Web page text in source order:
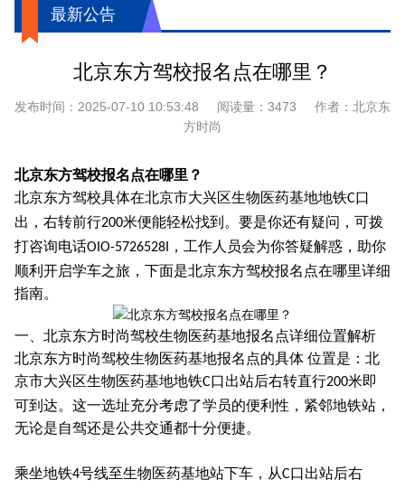
最新公告
北京东方驾校报名点在哪里？
发布时间： 2025-07-10 10:53:48 阅读量： 3473 作者： 北京东
方时尚
北京东方驾校报名点在哪里？
北京东方驾校具体在北京市大兴区生物医药基地地铁C口
出，右转前行200米便能轻松找到。要是你还有疑问，可拨
打咨询电话OIO-5726528I
，工作人员会为你答疑解惑，助你
顺利开启学车之旅，下面是北京东方驾校报名点在哪里详细
指南。
一、北京东方时尚驾校生物医药基地报名点详细位置解析
北京东方时尚驾校生物医药基地报名点的具体 位置是：北
京市大兴区生物医药基地地铁C口出站后右转直行200米即
可到达。这一选址充分考虑了学员的便利性，紧邻地铁站，
无论是自驾还是公共交通都十分便捷。
乘坐地铁4号线至生物医药基地站下车，从C口出站后右